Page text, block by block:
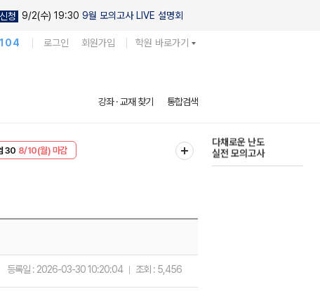
청 9/2(수) 19:30 9월 모의고사 LIVE 설명회
로그인 회원가입 학원 바로가기
강좌 · 교재 찾기 통합검색
8/10(월) 마감
다채로운 난도
실전 모의고사
등록일 : 2026-03-30 10:20:04 조회 : 5,456